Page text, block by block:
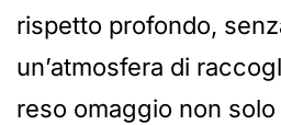
rispetto profondo,
un’atmosfera di
reso omaggio non